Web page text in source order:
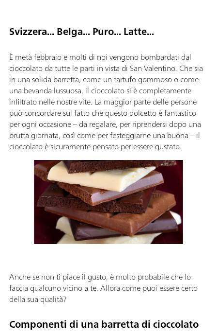
Svizzera... Belga... Puro... Latte...
È metà febbraio e molti di noi vengono bombardati dal
cioccolato da tutte le parti in vista di San Valentino. Che sia
in una solida barretta, come un tartufo gommoso o come
una bevanda lussuosa, il cioccolato si è completamente
infiltrato nelle nostre vite. La maggior parte delle persone
può concordare sul fatto che questo dolcetto è fantastico
per ogni occasione – da regalare, per riprendersi dopo una
brutta giornata, così come per festeggiarne una buona – il
cioccolato è sicuramente pensato per essere gustato.
Anche se non ti piace il gusto, è molto probabile che lo
faccia qualcuno vicino a te. Allora come puoi essere certo
della sua qualità?
Componenti di una barretta di cioccolato